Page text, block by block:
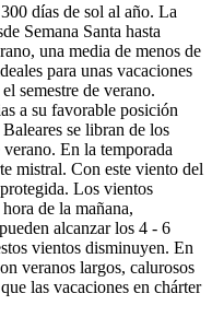
días de sol al año. La
Semana Santa hasta
una media de menos de
para unas vacaciones
semestre de verano.
a su favorable posición
se libran de los
En la temporada
mistral. Con este viento del
Los vientos
de la mañana,
alcanzar los 4 - 6
vientos disminuyen. En
veranos largos, calurosos
las vacaciones en chárter